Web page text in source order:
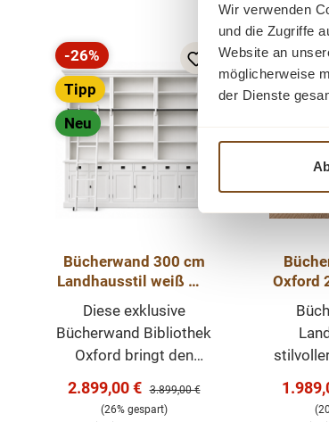
Wir verwenden
und die Zugriffe
Website an
möglicherweise
der Dienste
Rabatt
-26%
Tipp
Neu
Bücherwand 300 cm
Landhausstil weiß mit
Leiter – Bibliothek
Oxford
Diese exklusive
Bücherwand Bibliothek
Oxford bringt den
klassischer
Verkaufspreis:
2.899,00 € Regulärer Preis:
3.899,00 €
(26% gespart)
Rabatt
-20%
Tipp
Oxford
-